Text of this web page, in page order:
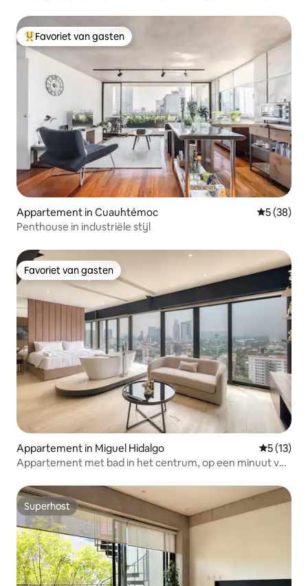
Topfavoriet van gasten
Favoriet van gasten
Appartement in Cuauhtémoc
5 (38)
Penthouse in industriële stijl
Favoriet van gasten
Favoriet van gasten
Appartement in Miguel Hidalgo
5 (13)
Appartement met bad in het centrum, op een minuut van
Superhost
Superhost